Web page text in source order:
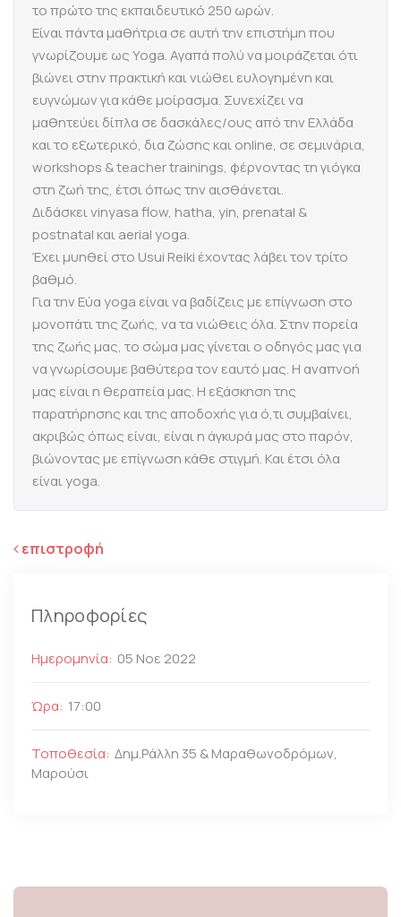
το πρώτο της εκπαιδευτικό 250 ωρών.
Είναι πάντα μαθήτρια σε αυτή την επιστήμη που
γνωρίζουμε ως Yoga. Αγαπά πολύ να μοιράζεται ότι
βιώνει στην πρακτική και νιώθει ευλογημένη και
ευγνώμων για κάθε μοίρασμα. Συνεχίζει να
μαθητεύει δίπλα σε δασκάλες/ους από την Ελλάδα
και το εξωτερικό, δια ζώσης και online, σε σεμινάρια,
workshops & teacher trainings, φέρνοντας τη γιόγκα
στη ζωή της, έτσι όπως την αισθάνεται.
Διδάσκει vinyasa flow, hatha, yin, prenatal &
postnatal και aerial yoga.
Έχει μυηθεί στο Usui Reiki έχοντας λάβει τoν τρίτο
βαθμό.
Για την Εύα yoga είναι να βαδίζεις με επίγνωση στο
μονοπάτι της ζωής, να τα νιώθεις όλα. Στην πορεία
της ζωής μας, το σώμα μας γίνεται ο οδηγός μας για
να γνωρίσουμε βαθύτερα τον εαυτό μας. Η αναπνοή
μας είναι η θεραπεία μας. Η εξάσκηση της
παρατήρησης και της αποδοχής για ό,τι συμβαίνει,
ακριβώς όπως είναι, είναι η άγκυρά μας στο παρόν,
βιώνοντας με επίγνωση κάθε στιγμή. Και έτσι όλα
είναι yoga.
επιστροφή
Πληροφορίες
Ημερομηνία: 05 Νοε 2022
Ώρα: 17:00
Τοποθεσία: Δημ.Ράλλη 35 & Μαραθωνοδρόμων,
Μαρούσι